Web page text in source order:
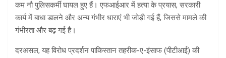
कम नौ पुलिसकर्मी घायल हुए हैं। एफआईआर में हत्या के प्रयास, सरकारी
कार्य में बाधा डालने और अन्य गंभीर धाराएं भी जोड़ी गई हैं, जिससे मामले की
गंभीरता और बढ़ गई है।
दरअसल, यह विरोध प्रदर्शनपाकिस्तान तहरीक-ए-इंसाफ (पीटीआई) की